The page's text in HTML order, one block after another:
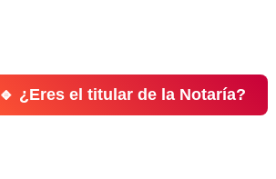
🔹 ¿Eres el titular de la Notaría?